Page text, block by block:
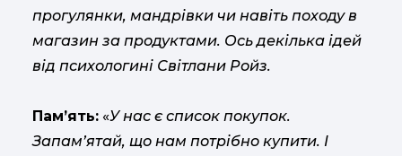
прогулянки, мандрівки чи навіть походу в
магазин за продуктами. Ось декілька ідей
від психологині Світлани Ройз.
Пам’ять: «У нас є список покупок.
Запам’ятай, що нам потрібно купити. І